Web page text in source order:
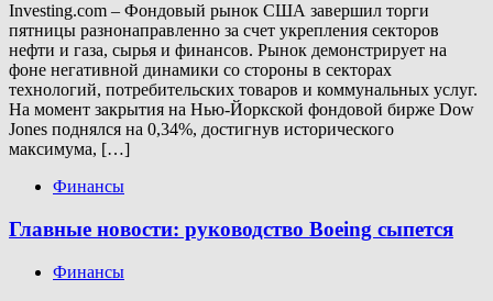
Investing.com – Фондовый рынок США завершил торги
пятницы разнонаправленно за счет укрепления секторов
нефти и газа, сырья и финансов. Рынок демонстрирует на
фоне негативной динамики со стороны в секторах
технологий, потребительских товаров и коммунальных услуг.
На момент закрытия на Нью-Йоркской фондовой бирже Dow
Jones поднялся на 0,34%, достигнув исторического
максимума, […]
Финансы
Главные новости: руководство Boeing сыпется
Финансы